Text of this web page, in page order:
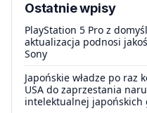
Ostatnie wpisy
PlayStation 5 Pro z
aktualizacja podnosi
Sony
Japońskie władze po
USA do zaprzestania
intelektualnej japońskich